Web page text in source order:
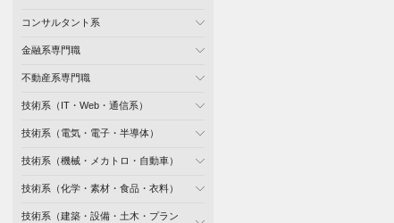
コンサルタント系
金融系専門職
不動産系専門職
技術系（IT・Web・通信系）
技術系（電気・電子・半導体）
技術系（機械・メカトロ・自動車）
技術系（化学・素材・食品・衣料）
技術系（建築・設備・土木・プラン